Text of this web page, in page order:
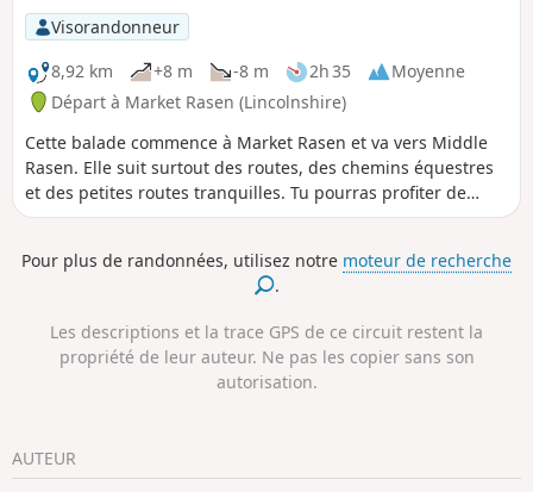
Visorandonneur
8,92 km
+8 m -8 m 2h 35
Moyenne
Départ à Market Rasen (Lincolnshire)
Cette balade commence à Market Rasen et va vers Middle
Rasen. Elle suit surtout des routes, des chemins équestres
et des petites routes tranquilles. Tu pourras profiter de
superbes vues sur les Lincolnshire Wolds pendant cette
Pour plus de randonnées, utilisez notre moteur de recherche
.
Les descriptions et la trace GPS de ce circuit restent la
propriété de leur auteur. Ne pas les copier sans son
autorisation.
AUTEUR